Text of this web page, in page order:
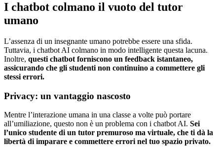
I chatbot colmano il vuoto del tutor
umano
L’assenza di un insegnante umano potrebbe essere una sfida.
Tuttavia, i chatbot AI colmano in modo intelligente questa lacuna.
Inoltre, questi chatbot forniscono un feedback istantaneo,
assicurando che gli studenti non continuino a commettere gli
stessi errori.
Privacy: un vantaggio nascosto
Mentre l’interazione umana in una classe a volte può portare
all’umiliazione, questo non è un problema con i chatbot AI. Sei
l’unico studente di un tutor premuroso ma virtuale, che ti dà la
libertà di imparare e commettere errori nel tuo spazio privato.